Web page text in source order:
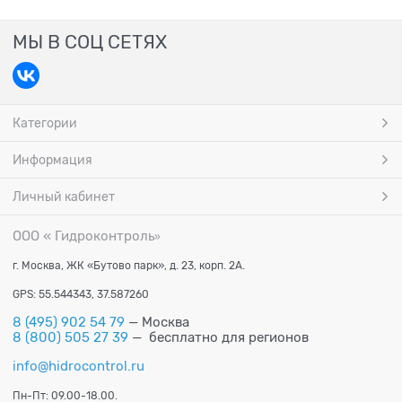
МЫ В СОЦ СЕТЯХ
Категории
Информация
Личный кабинет
ООО « Гидроконтроль»
г. Москва, ЖК «Бутово парк», д. 23, корп. 2А.
GPS: 55.544343, 37.587260
8 (495) 902 54 79 — Москва
8 (800) 505 27 39 — бесплатно для регионов
info@hidrocontrol.ru
Пн-Пт: 09.00-18.00.